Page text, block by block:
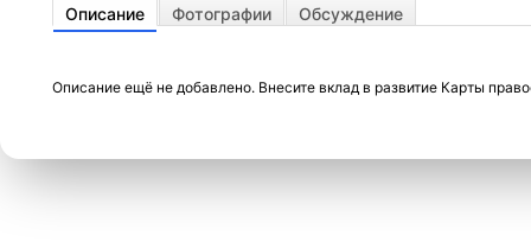
Описание Фотографии Обсуждение
Описание ещё не добавлено. Внесите вклад в развитие Карты